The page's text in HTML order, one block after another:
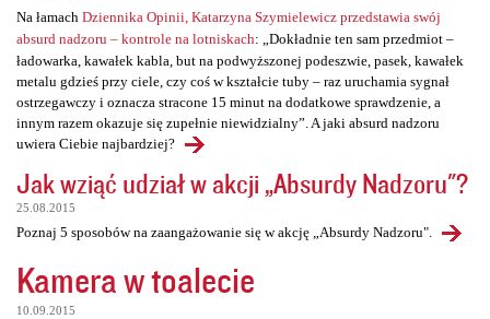
Na łamach Dziennika Opinii, Katarzyna Szymielewicz przedstawia swój
absurd nadzoru – kontrole na lotniskach: „Dokładnie ten sam przedmiot –
ładowarka, kawałek kabla, but na podwyższonej podeszwie, pasek, kawałek
metalu gdzieś przy ciele, czy coś w kształcie tuby – raz uruchamia sygnał
ostrzegawczy i oznacza stracone 15 minut na dodatkowe sprawdzenie, a
innym razem okazuje się zupełnie niewidzialny”. A jaki absurd nadzoru
uwiera Ciebie najbardziej?
Jak wziąć udział w akcji „Absurdy Nadzoru"?
25.08.2015
Poznaj 5 sposobów na zaangażowanie się w akcję „Absurdy Nadzoru".
Kamera w toalecie
10.09.2015